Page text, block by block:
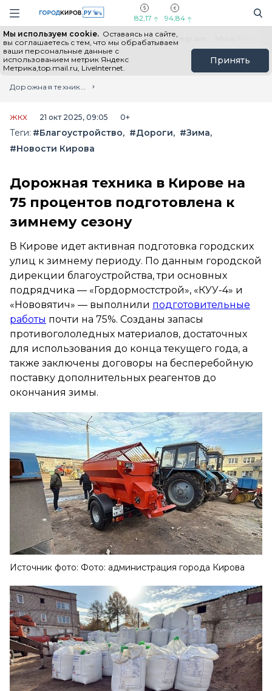
Навигация сайта
82,17 94,84
Мы используем cookie. Оставаясь на сайте,
вы соглашаетесь с тем, что мы обрабатываем
ваши персональные данные с
использованием метрик Яндекс
Метрика,top.mail.ru, LiveInternet.
Принять
Выборы - 2026 Все новости Мы в Telegram
Главная
Лента новостей
Дорожная техника в Кирове на 75 процентов подготовлена к зимнему сезону
ЖКХ 21 окт 2025, 09:05 0+
Теги: #Благоустройство #Дороги
#Зима
#Новости Кирова
Дорожная техника в Кирове на
75 процентов подготовлена к
зимнему сезону
В Кирове идет активная подготовка городских
улиц к зимнему периоду. По данным городской
дирекции благоустройства, три основных
подрядчика — «Гордормостстрой», «КУУ-4» и
«Нововятич» — выполнили подготовительные
работы почти на 75%. Созданы запасы
противогололедных материалов, достаточных
для использования до конца текущего года, а
также заключены договоры на бесперебойную
поставку дополнительных реагентов до
окончания зимы.
Источник фото: Фото: администрация города Кирова